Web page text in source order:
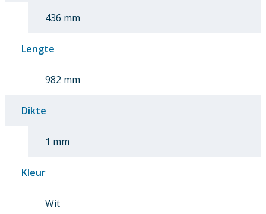
436 mm
Lengte
982 mm
Dikte
1 mm
Kleur
Wit